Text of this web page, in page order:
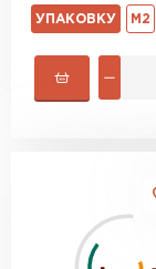
УПАКОВКУ М2